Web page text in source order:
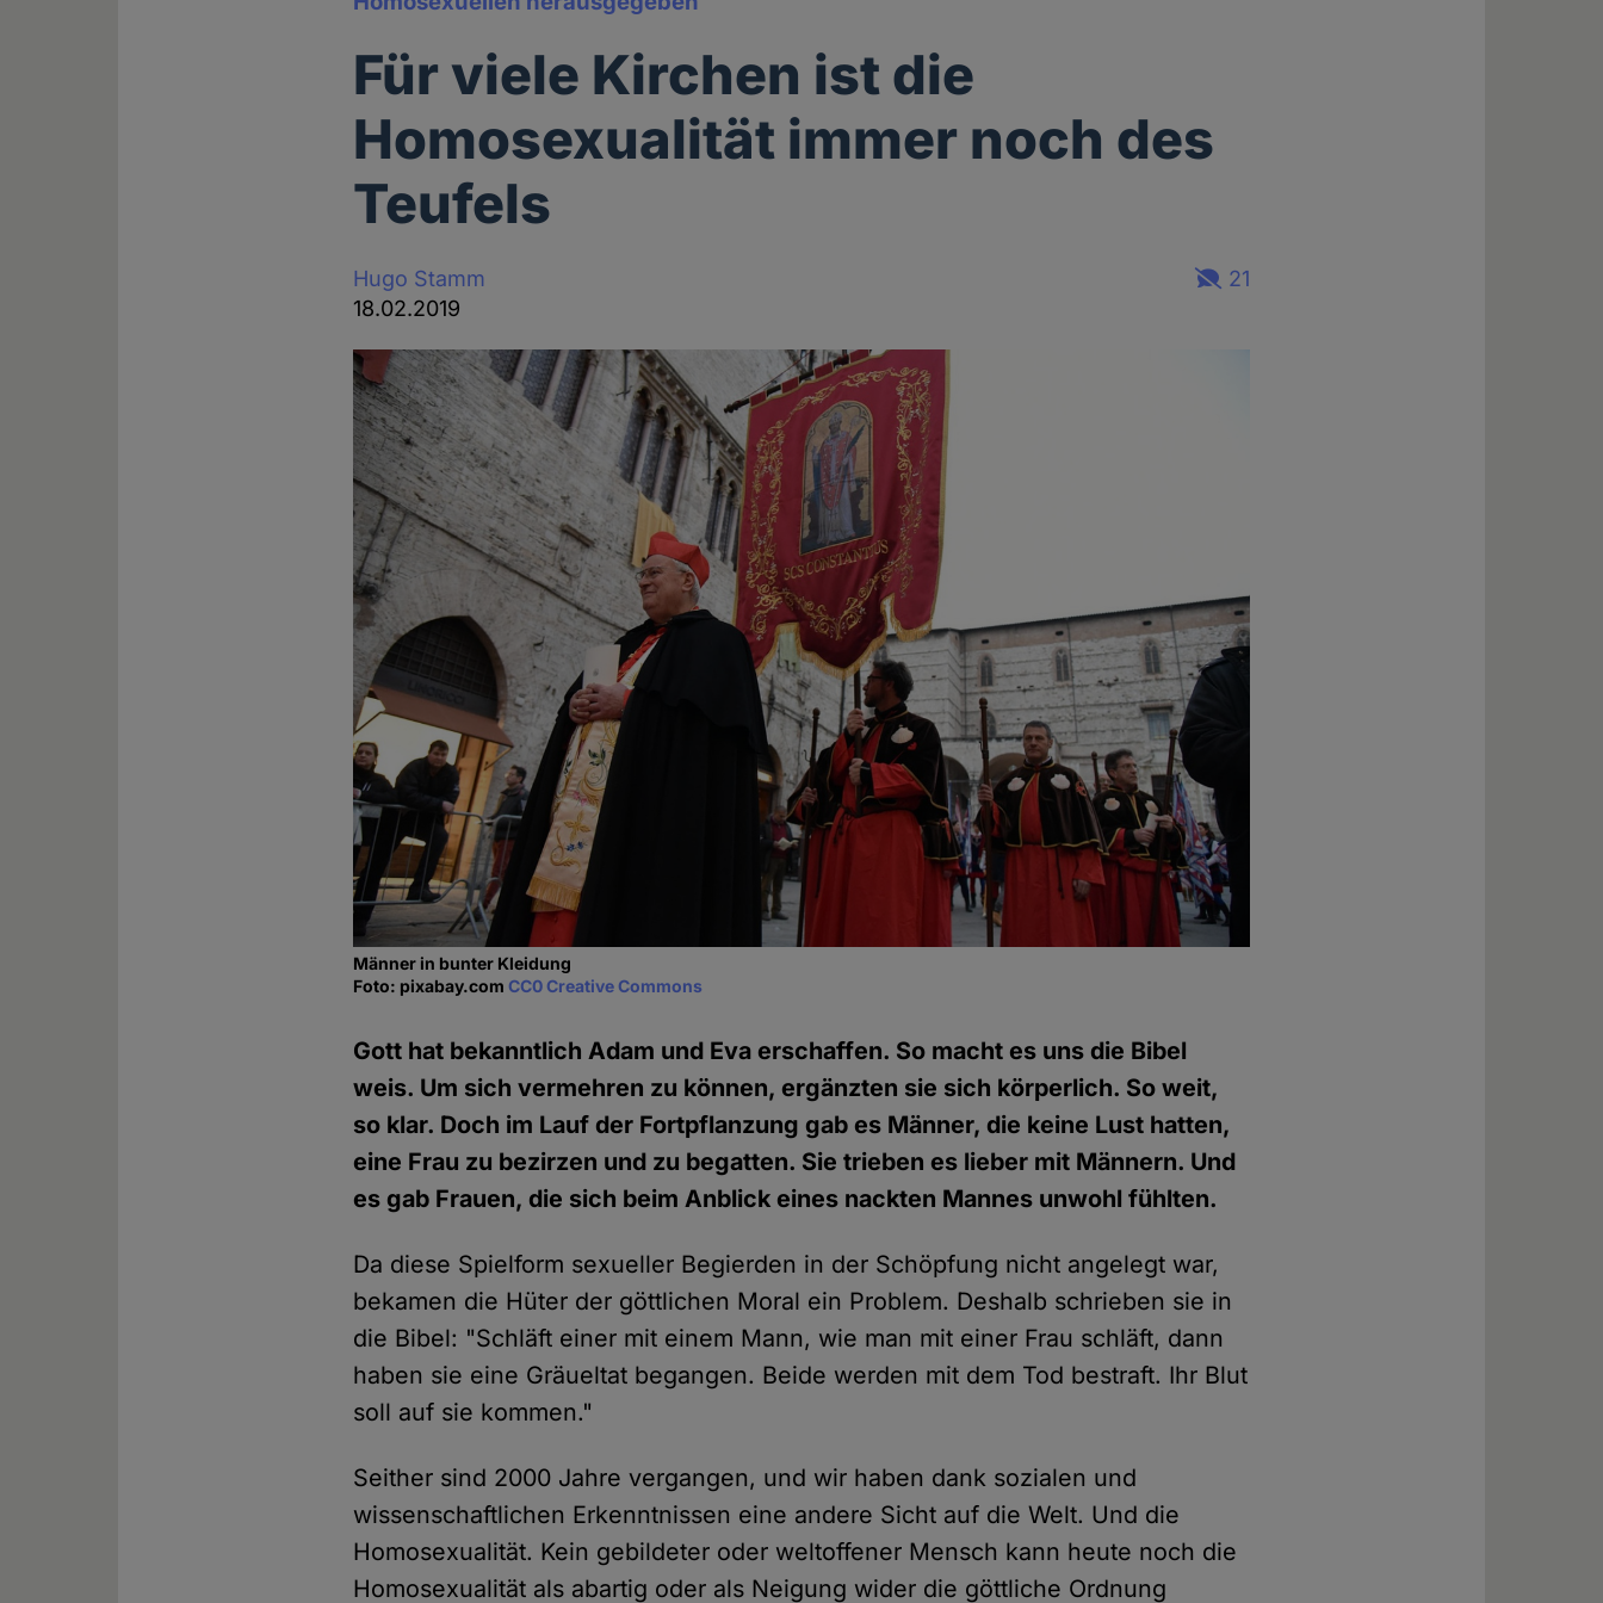
Für viele Kirchen ist die
Homosexualität immer noch des
Teufels
Hugo Stamm
18.02.2019
21
Männer in bunter Kleidung
Foto: pixabay.comCC0 Creative Commons
Gott hat bekanntlich Adam und Eva erschaffen. So macht es uns die Bibel
weis. Um sich vermehren zu können, ergänzten sie sich körperlich. So weit,
so klar. Doch im Lauf der Fortpflanzung gab es Männer, die keine Lust hatten,
eine Frau zu bezirzen und zu begatten. Sie trieben es lieber mit Männern. Und
es gab Frauen, die sich beim Anblick eines nackten Mannes unwohl fühlten.
Da diese Spielform sexueller Begierden in der Schöpfung nicht angelegt war,
bekamen die Hüter der göttlichen Moral ein Problem. Deshalb schrieben sie in
die Bibel: "Schläft einer mit einem Mann, wie man mit einer Frau schläft, dann
haben sie eine Gräueltat begangen. Beide werden mit dem Tod bestraft. Ihr Blut
soll auf sie kommen."
Seither sind 2000 Jahre vergangen, und wir haben dank sozialen und
wissenschaftlichen Erkenntnissen eine andere Sicht auf die Welt. Und die
Homosexualität. Kein gebildeter oder weltoffener Mensch kann heute noch die
Homosexualität als abartig oder als Neigung wider die göttliche Ordnung